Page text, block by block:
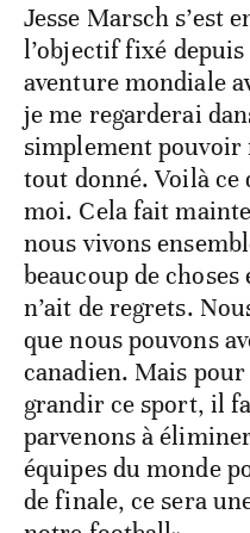
Jesse Marsch s’est
l’objectif fixé
aventure mondiale
je me regarderai
simplement pouvoir
tout donné. Voilà
moi. Cela fait
nous vivons
beaucoup de
n’ait de regrets.
que nous pouvons
canadien. Mais
grandir ce sport, il
parvenons à
équipes du monde
de finale, ce sera